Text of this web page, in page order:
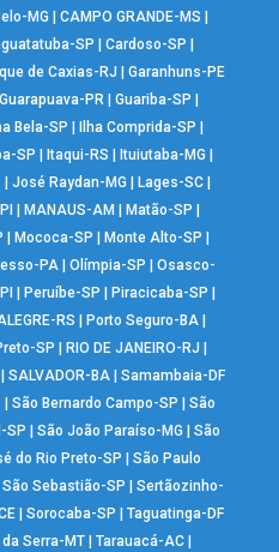
MG |CAMPO GRANDE-MS
SP Cardoso-SP
de Caxias-RJ
Garanhuns-PE
Guarapuava-PR| Guariba-SP
Bela-SP Ilha Comprida-SP
SP Itaqui-RS Ituiutaba-MG
José Raydan-MG Lages-SC|
MANAUS-AM Matão-SP
Mococa-SP Monte Alto-SP
PA |Olímpia-SP |Osasco-
Peruíbe-SP Piracicaba-SP
RS Porto Seguro-BA
SP RIO DE JANEIRO-RJ
SALVADOR-BA| Samambaia-DF
|São Bernardo Campo-SP |São
SP |São João Paraíso-MG |São
do Rio Preto-SP |São Paulo
|São Sebastião-SP |Sertãozinho-
|Sorocaba-SP |Taguatinga-DF
Serra-MT| Tarauacá-AC|